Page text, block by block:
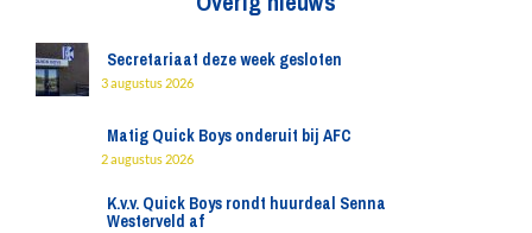
Secretariaat deze week gesloten
3 augustus 2026
Matig Quick Boys onderuit bij AFC
2 augustus 2026
K.v.v. Quick Boys rondt huurdeal Senna
Westerveld af